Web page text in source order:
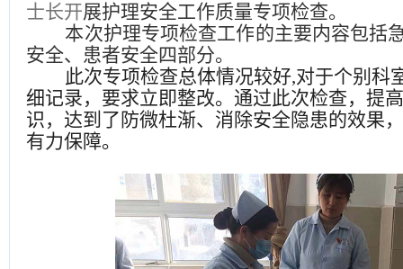
士长开展护理安全工作质量专项检查。
本次护理专项检查工作的主要内容包括
安全、患者安全四部分。
此次专项检查总体情况较好,对于个别科
细记录，要求立即整改。通过此次检查，提
识，达到了防微杜渐、消除安全隐患的效果
有力保障。